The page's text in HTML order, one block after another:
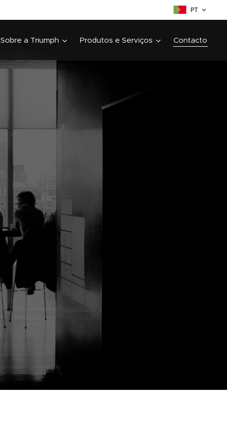
PT
Sobre a Triumph Produtos e Serviços Contacto